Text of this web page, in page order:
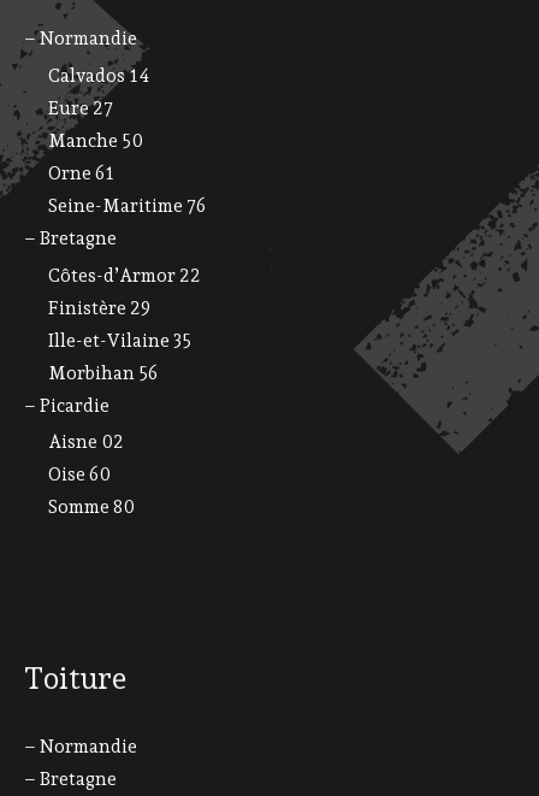
– Normandie
Calvados 14
Eure 27
Manche 50
Orne 61
Seine-Maritime 76
– Bretagne
Côtes-d’Armor 22
Finistère 29
Ille-et-Vilaine 35
Morbihan 56
– Picardie
Aisne 02
Oise 60
Somme 80
Toiture
– Normandie
– Bretagne